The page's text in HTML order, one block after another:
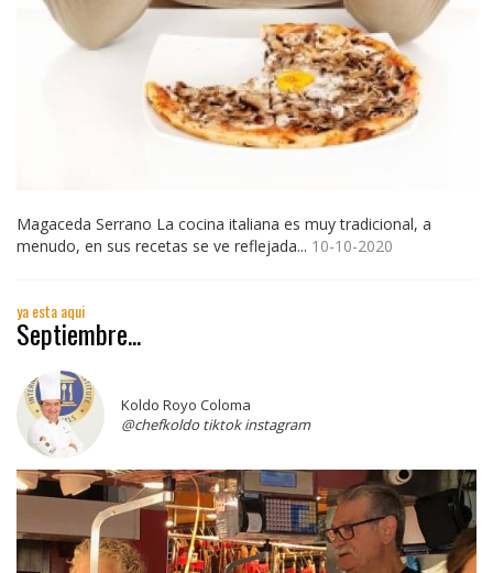
Magaceda Serrano La cocina italiana es muy tradicional, a
menudo, en sus recetas se ve reflejada... 10-10-2020
ya esta aqui
Septiembre...
Koldo Royo Coloma
@chefkoldo tiktok instagram